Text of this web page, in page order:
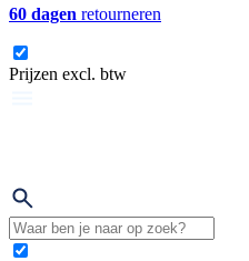
60 dagen retourneren
Prijzen excl. btw